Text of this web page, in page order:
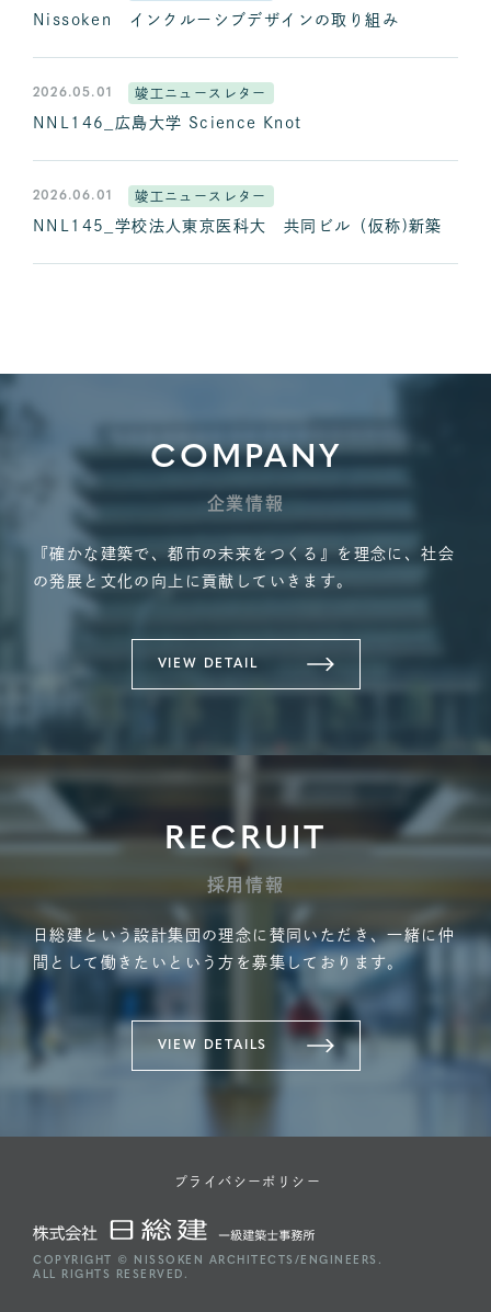
Nissoken インクルーシブデザインの取り組み
2026.05.01 竣工ニュースレター
NNL146_広島大学 Science Knot
2026.06.01 竣工ニュースレター
NNL145_学校法人東京医科大 共同ビル（仮称)新築
COMPANY
企業情報
『確かな建築で、都市の未来をつくる』を理念に、社会
の発展と文化の向上に貢献していきます。
VIEW DETAIL
RECRUIT
採用情報
日総建という設計集団の理念に賛同いただき、一緒に仲
間として働きたいという方を募集しております。
VIEW DETAILS
プライバシーポリシー
COPYRIGHT © NISSOKEN ARCHITECTS/ENGINEERS.
ALL RIGHTS RESERVED.